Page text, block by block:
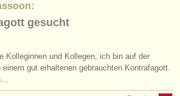
gesucht
Kolleginnen und Kollegen, ich bin auf der
einem gut erhaltenen gebrauchten Kontrafagott.